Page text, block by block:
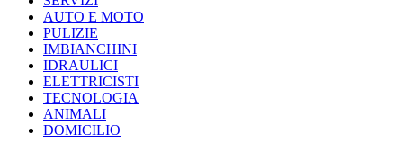
AUTO E MOTO
PULIZIE
IMBIANCHINI
IDRAULICI
ELETTRICISTI
TECNOLOGIA
ANIMALI
DOMICILIO